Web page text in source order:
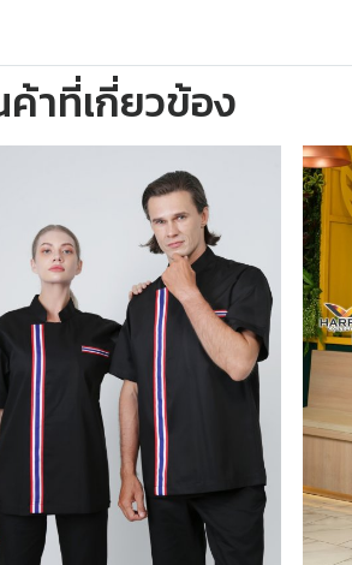
าที่เกี่ยวข้อง